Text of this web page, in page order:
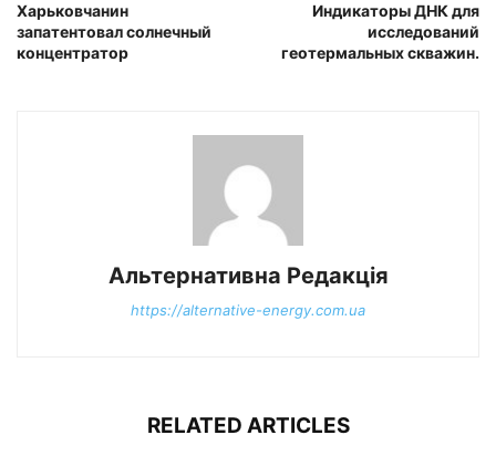
Харьковчанин
запатентовал солнечный
концентратор
Индикаторы ДНК для
исследований
геотермальных скважин.
Альтернативна Редакція
https://alternative-energy.com.ua
RELATED ARTICLES